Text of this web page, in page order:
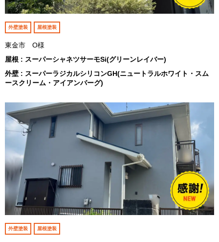
外壁塗装 屋根塗装
東金市 O様
屋根 : スーパーシャネツサーモSi(グリーンレイバー)
外壁 : スーパーラジカルシリコンGH(ニュートラルホワイト・スム
ースクリーム・アイアンバーグ)
外壁塗装 屋根塗装